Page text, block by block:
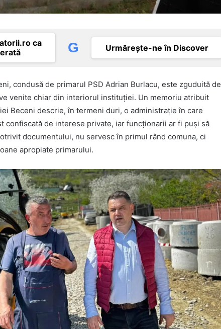
ca
G Urmărește-ne în Discover
condusă de primarul PSD Adrian Burlacu, este zguduită de
venite chiar din interiorul instituției. Un memoriu atribuit
Beceni descrie, în termeni duri, o administrație în care
confiscată de interese private, iar funcționarii ar fi puși să
documentului, nu servesc în primul rând comuna, ci
apropiate primarului.